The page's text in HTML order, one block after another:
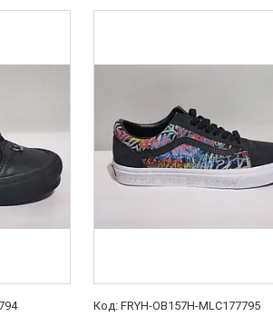
FRYH-OB157H-MLC177795